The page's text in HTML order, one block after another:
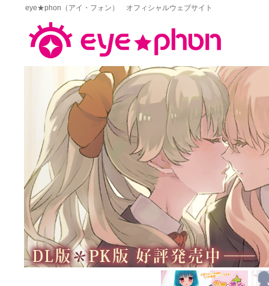
eye★phon（アイ・フォン） オフィシャルウェブサイト